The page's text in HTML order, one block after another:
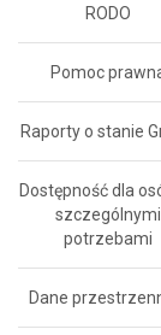
RODO
Pomoc
Raporty o stanie
Dostępność dla
szczególnymi
potrzebami
Dane